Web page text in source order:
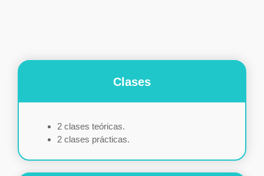
Clases
2 clases teóricas.
2 clases prácticas.